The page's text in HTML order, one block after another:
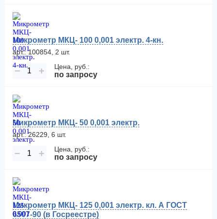
Микрометр МКЦ- 100 0,001 электр. 4-кн.
арт.: 100854, 2 шт.
− + Цена, руб.:
по запросу
Микрометр МКЦ- 50 0,001 электр.
арт.: 26229, 6 шт.
− + Цена, руб.:
по запросу
Микрометр МКЦ- 125 0,001 электр. кл. А ГОСТ
6507-90 (в Госреестре)